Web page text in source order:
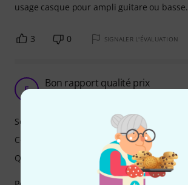
usage casque pour ampli guitare ou basse.
3 0 SIGNALER L'ÉVALUATION
E Bon rapport qualité prix
Son
Confort
Qualité de fabrication